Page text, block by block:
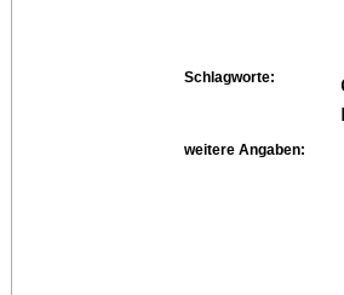
Schlagworte:
weitere Angaben: